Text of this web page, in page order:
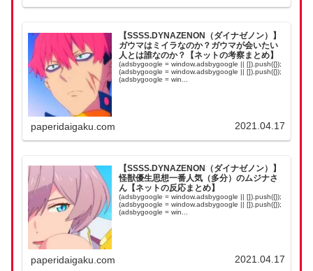
【SSSS.DYNAZENON（ダイナゼノン）】
ガウマはミイラなのか？ガウマが会いたい
人とは誰なのか？【ネットの考察まとめ】
(adsbygoogle = window.adsbygoogle || []).push({});
(adsbygoogle = window.adsbygoogle || []).push({});
(adsbygoogle = win...
paperidaigaku.com 2021.04.17
【SSSS.DYNAZENON（ダイナゼノン）】
怪獣優生思想一番人気（多分）のムジナさ
ん【ネットの反応まとめ】
(adsbygoogle = window.adsbygoogle || []).push({});
(adsbygoogle = window.adsbygoogle || []).push({});
(adsbygoogle = win...
paperidaigaku.com 2021.04.17